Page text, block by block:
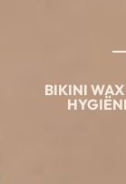
BIKINI